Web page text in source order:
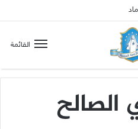
الغضب الإلهي
القائمة
الصالح